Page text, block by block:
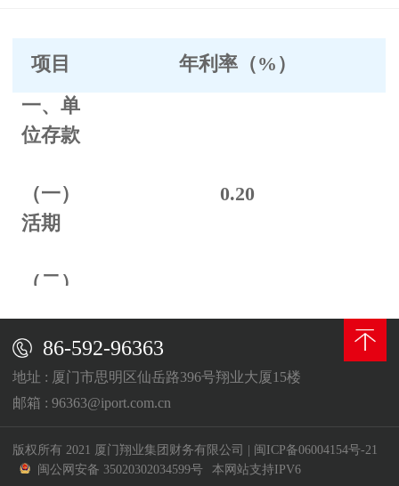
项目 年利率（%）
一、单
位存款
（一）
活期
0.20
（二）
整存整
取
三个月
0.70
86-592-96363
地址 : 厦门市思明区仙岳路396号翔业大厦15楼
邮箱 : 96363@iport.com.cn
版权所有 2021 厦门翔业集团财务有限公司 | 闽ICP备06004154号-21
闽公网安备 35020302034599号
本网站支持IPV6